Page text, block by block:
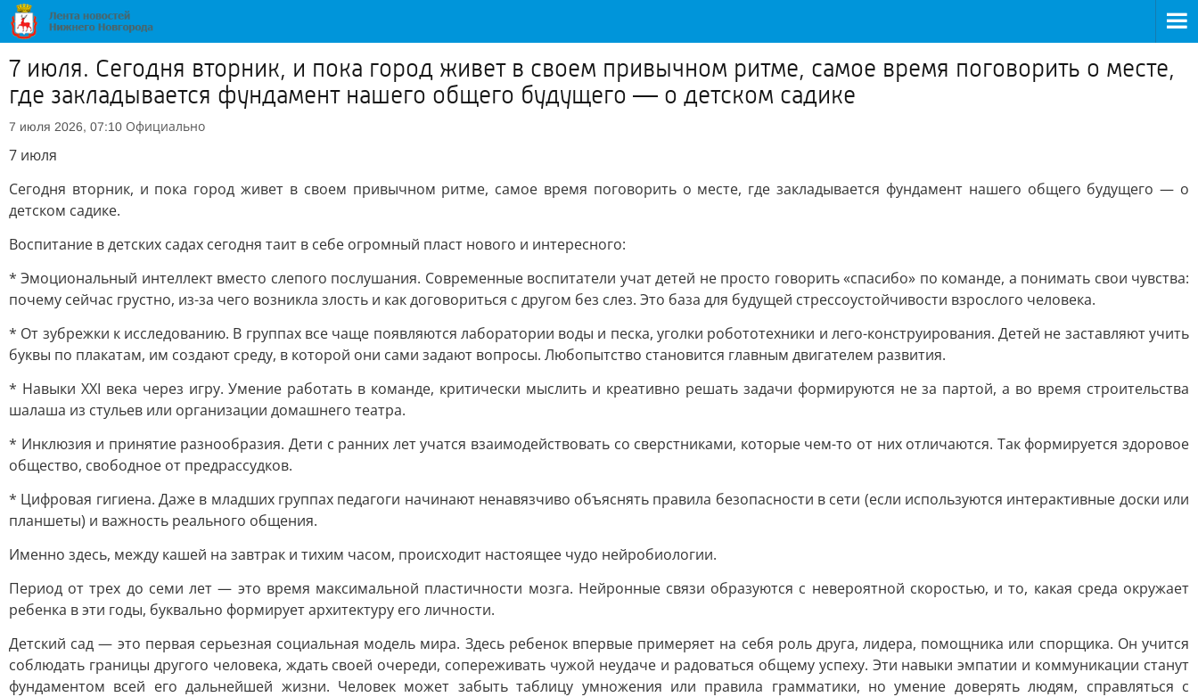
7 июля. Сегодня вторник, и пока город живет в своем привычном ритме, самое время поговорить о месте,
где закладывается фундамент нашего общего будущего — о детском садике
7 июля 2026, 07:10 Официально
7 июля
Сегодня вторник, и пока город живет в своем привычном ритме, самое время поговорить о месте, где закладывается фундамент нашего общего будущего — о
детском садике.
Воспитание в детских садах сегодня таит в себе огромный пласт нового и интересного:
* Эмоциональный интеллект вместо слепого послушания. Современные воспитатели учат детей не просто говорить «спасибо» по команде, а понимать свои чувства:
почему сейчас грустно, из-за чего возникла злость и как договориться с другом без слез. Это база для будущей стрессоустойчивости взрослого человека.
* От зубрежки к исследованию. В группах все чаще появляются лаборатории воды и песка, уголки робототехники и лего-конструирования. Детей не заставляют учить
буквы по плакатам, им создают среду, в которой они сами задают вопросы. Любопытство становится главным двигателем развития.
* Навыки XXI века через игру. Умение работать в команде, критически мыслить и креативно решать задачи формируются не за партой, а во время строительства
шалаша из стульев или организации домашнего театра.
* Инклюзия и принятие разнообразия. Дети с ранних лет учатся взаимодействовать со сверстниками, которые чем-то от них отличаются. Так формируется здоровое
общество, свободное от предрассудков.
* Цифровая гигиена. Даже в младших группах педагоги начинают ненавязчиво объяснять правила безопасности в сети (если используются интерактивные доски или
планшеты) и важность реального общения.
Именно здесь, между кашей на завтрак и тихим часом, происходит настоящее чудо нейробиологии.
Период от трех до семи лет — это время максимальной пластичности мозга. Нейронные связи образуются с невероятной скоростью, и то, какая среда окружает
ребенка в эти годы, буквально формирует архитектуру его личности.
Детский сад — это первая серьезная социальная модель мира. Здесь ребенок впервые примеряет на себя роль друга, лидера, помощника или спорщика. Он учится
соблюдать границы другого человека, ждать своей очереди, сопереживать чужой неудаче и радоваться общему успеху. Эти навыки эмпатии и коммуникации станут
фундаментом всей его дальнейшей жизни. Человек может забыть таблицу умножения или правила грамматики, но умение доверять людям, справляться с